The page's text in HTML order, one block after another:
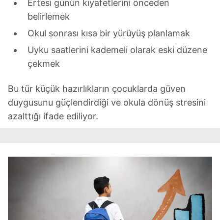
kılınması ve kişiselleştirilmesi ve sizlere yönelik
reklam/pazarlama faaliyetlerinin yapılması, amaçlarıyla
Çerezlere ilişkin tercihlerinizi aşağıda yer alan panel
vasıtasıyla belirleyebilirsiniz. Çerezlere ilişkin detaylı bilgi
Metnimizi ziyaret edebilirsiniz.
6698 sayılı Kişisel Verilerin Korunması Kanunu uyarınca
hazırlanmış Aydınlatma Metnimizi okumak ve sitemizde
Ertesi günün kıyafetlerini önceden
belirlemek
Okul sonrası kısa bir yürüyüş planlamak
Uyku saatlerini kademeli olarak eski düzene
çekmek
Bu tür küçük hazırlıkların çocuklarda güven
duygusunu güçlendirdiği ve okula dönüş stresini
azalttığı ifade ediliyor.